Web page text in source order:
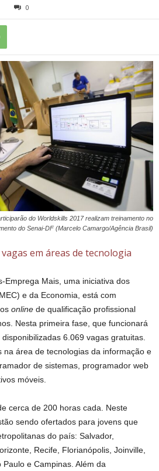
0
do Worldskills 2017 realizam treinamento no
do Senai-DF (Marcelo Camargo/Agência Brasil)
em áreas de tecnologia
Emprega Mais, uma iniciativa dos
e da Economia, está com
online de qualificação profissional
Nesta primeira fase, que funcionará
6.069 vagas gratuitas.
na área de tecnologias da informação e
de sistemas, programador web
móveis.
cerca de 200 horas cada. Neste
sendo ofertados para jovens que
do país: Salvador,
Recife, Florianópolis, Joinville,
e Campinas. Além da